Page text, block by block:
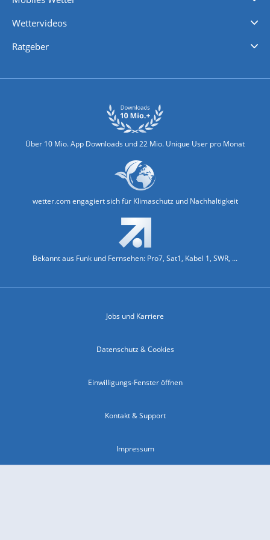
Wettervideos
Ratgeber
Über 10 Mio. App Downloads und 22 Mio. Unique User pro Monat
wetter.com engagiert sich für Klimaschutz und Nachhaltigkeit
Bekannt aus Funk und Fernsehen: Pro7, Sat1, Kabel 1, SWR, ...
Jobs und Karriere
Datenschutz & Cookies
Einwilligungs-Fenster öffnen
Kontakt & Support
Impressum